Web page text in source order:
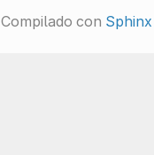
Compilado con Sphinx